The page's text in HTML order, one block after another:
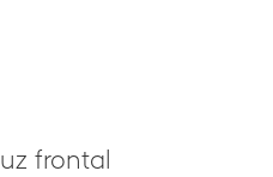
frontal